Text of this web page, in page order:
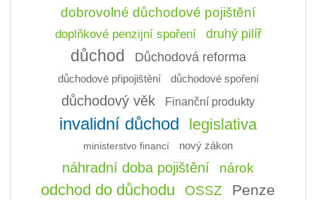
dobrovolné důchodové pojištění
doplňkové penzijní spoření druhý pilíř
důchod Důchodová reforma
důchodové připojištění důchodové spoření
důchodový věk Finanční produkty
invalidní důchod legislativa
ministerstvo financí nový zákon
náhradní doba pojištění nárok
odchod do důchodu OSSZ Penze